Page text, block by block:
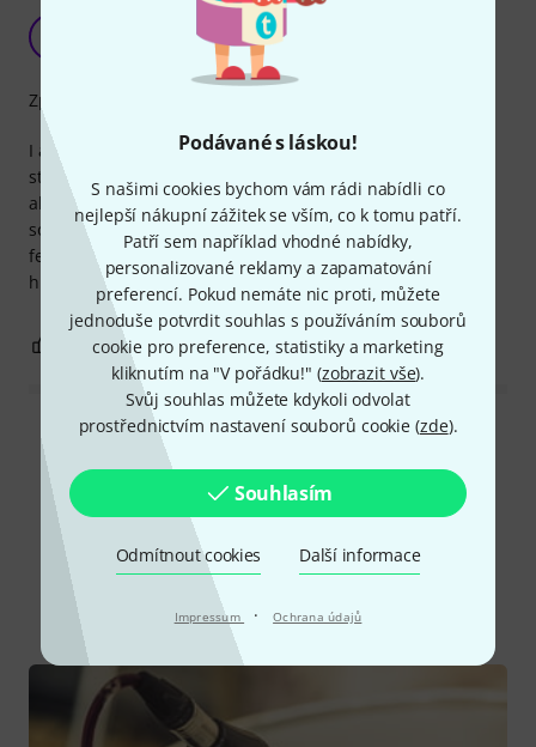
Podávané s láskou!
S našimi cookies bychom vám rádi nabídli co
nejlepší nákupní zážitek se vším, co k tomu patří.
Patří sem například vhodné nabídky,
personalizované reklamy a zapamatování
preferencí. Pokud nemáte nic proti, můžete
jednoduše potvrdit souhlas s používáním souborů
cookie pro preference, statistiky a marketing
kliknutím na "V pořádku!" (zobrazit vše).
Svůj souhlas můžete kdykoli odvolat
prostřednictvím nastavení souborů cookie (zde).
Souhlasím
Odmítnout cookies Další informace
Impressum · Ochrana údajů
Good microphone cable!
Mtkolife 05.04.2022
I am using this cable to connect wireless microphone
station with my mixer. It is good cable and after using it on
about 20-30 gigs I do not have any problems with it. The
sound quality is perfect. With Neutrik connectors you have
feeling that you are using cable which may be bought with
higher price! I recommend the purchase!
Zpracování
0 OHLÁSIT HODNOCENÍ
Přečíst si všechny recenze
Věděli jste?
Vše Online průvodce